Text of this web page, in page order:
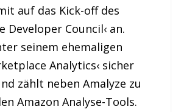
auf das Kick-off des
Developer Council‹ an.
seinem ehemaligen
Analytics‹ sicher
zählt neben Amalyze zu
Amazon Analyse-Tools.